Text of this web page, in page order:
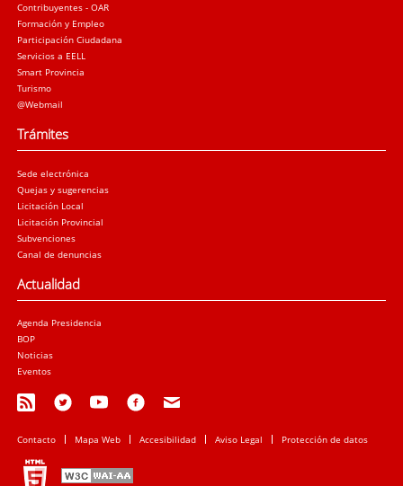
Contribuyentes - OAR
Formación y Empleo
Participación Ciudadana
Servicios a EELL
Smart Provincia
Turismo
@Webmail
Trámites
Sede electrónica
Quejas y sugerencias
Licitación Local
Licitación Provincial
Subvenciones
Canal de denuncias
Actualidad
Agenda Presidencia
BOP
Noticias
Eventos
Contacto Mapa Web Accesibilidad Aviso Legal Protección de datos